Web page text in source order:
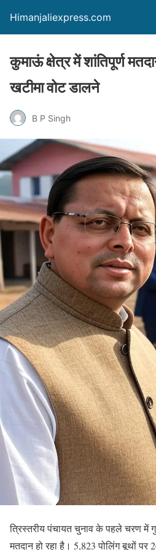
Himanjaliexpress.com
कुमाऊं क्षेत्र में शांतिपूर्ण
खटीमा वोट डालने
B P Singh
त्रिस्तरीय पंचायत चुनाव के पहले चरण में
मतदान हो रहा है। 5,823 पोलिंग बूथों